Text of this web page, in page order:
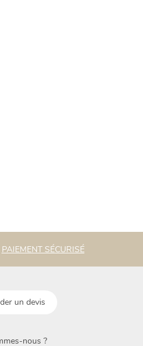
PAIEMENT SÉCURISÉ
un devis
nous ?